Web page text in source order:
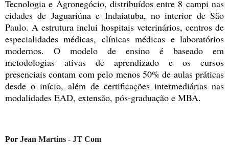
Tecnologia e Agronegócio, distribuídos entre 8 campi nas
cidades de Jaguariúna e Indaiatuba, no interior de São
Paulo. A estrutura inclui hospitais veterinários, centros de
especialidades médicas, clínicas médicas e laboratórios
modernos. O modelo de ensino é baseado em
metodologias ativas de aprendizado e os cursos
presenciais contam com pelo menos 50% de aulas práticas
desde o início, além de certificações intermediárias nas
modalidades EAD, extensão, pós-graduação e MBA.
Por Jean Martins - JT Com